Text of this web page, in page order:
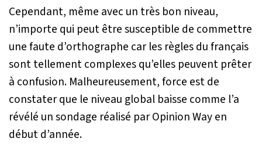
Cependant, même avec un très bon niveau,
n’importe qui peut être susceptible de commettre
une faute d’orthographe car les règles du français
sont tellement complexes qu’elles peuvent prêter
à confusion. Malheureusement, force est de
constater que le niveau global baisse comme l’a
révélé un sondage réalisé par Opinion Way en
début d’année.